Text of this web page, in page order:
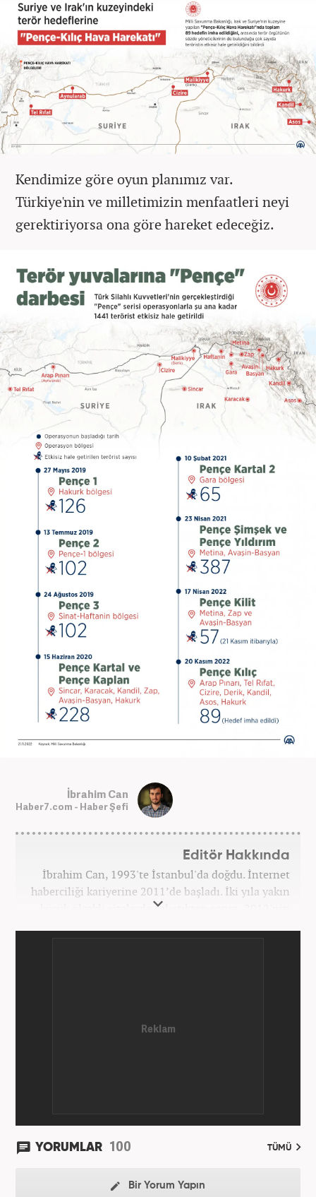
Kendimize göre oyun planımız var.
Türkiye'nin ve milletimizin menfaatleri neyi
gerektiriyorsa ona göre hareket edeceğiz.
İbrahim Can
Haber7.com - Haber Şefi
Editör Hakkında
İbrahim Can, 1993'te İstanbul'da doğdu. İnternet
haberciliği kariyerine 2011’de başladı. İki yıla yakın
küçük ölçekli sitelerde çalıştıktan sonra, 2012'nin
Yeni Şafak'ta kültür sanat, eğitim ve siyaset alanları
YORUMLAR 100 TÜMÜ
Bir Yorum Yapın